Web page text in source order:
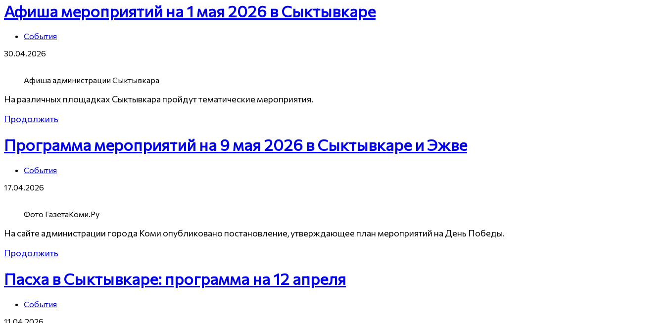
Афиша мероприятий на 1 мая 2026 в Сыктывкаре
События
30.04.2026
Афиша администрации Сыктывкара
На различных площадках Сыктывкара пройдут тематические мероприятия.
Продолжить
Программа мероприятий на 9 мая 2026 в Сыктывкаре и Эжве
События
17.04.2026
Фото ГазетаКоми.Ру
На сайте администрации города Коми опубликовано постановление, утверждающее план мероприятий на День Победы.
Продолжить
Пасха в Сыктывкаре: программа на 12 апреля
События